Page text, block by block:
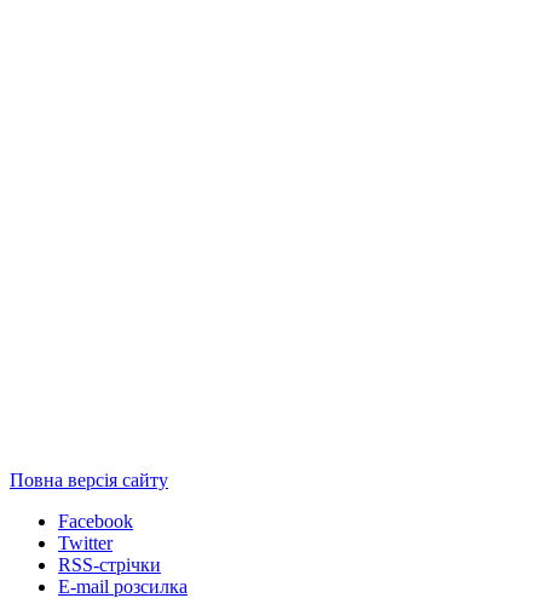
Повна версія сайту
Facebook
Twitter
RSS-стрічки
E-mail розсилка